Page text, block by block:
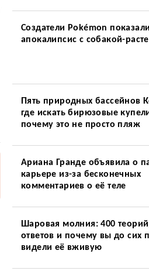
Создатели Pokémon показали
апокалипсис с собакой-
Пять природных бассейнов
где искать бирюзовые
почему это не просто пляж
Ариана Гранде объявила о
карьере из-за бесконечных
комментариев о её теле
Шаровая молния: 400
ответов и почему вы до сих
видели её вживую